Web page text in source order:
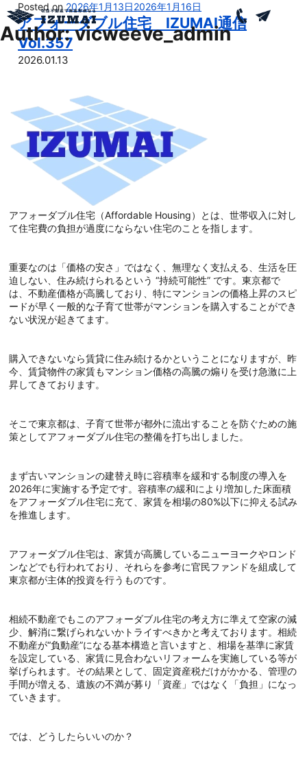
Author:vicweeve_admin
Posted on 2026年1月13日2026年1月16日
アフォーダブル住宅 IZUMAI通信
Vol.357
2026.01.13
アフォーダブル住宅（Affordable Housing）とは、世帯収入に対し
て住宅費の負担が過度にならない住宅のことを指します。
重要なのは「価格の安さ」ではなく、無理なく支払える、生活を圧
迫しない、住み続けられるという “持続可能性” です。東京都で
は、不動産価格が高騰しており、特にマンションの価格上昇のスピ
ードが早く一般的な子育て世帯がマンションを購入することができ
ない状況が起きてます。
購入できないなら賃貸に住み続けるかということになりますが、昨
今、賃貸物件の家賃もマンション価格の高騰の煽りを受け急激に上
昇してきております。
そこで東京都は、子育て世帯が都外に流出することを防ぐための施
策としてアフォーダブル住宅の整備を打ち出しました。
まず古いマンションの建替え時に容積率を緩和する制度の導入を
2026年に実施する予定です。容積率の緩和により増加した床面積
をアフォーダブル住宅に充て、家賃を相場の80%以下に抑える試み
を推進します。
アフォーダブル住宅は、家賃が高騰しているニューヨークやロンド
ンなどでも行われており、それらを参考に官民ファンドを組成して
東京都が主体的投資を行うものです。
相続不動産でもこのアフォーダブル住宅の考え方に準えて空家の減
少、解消に繋げられないかトライすべきかと考えております。相続
不動産が“負動産”になる基本構造と言いますと、相場を基準に家賃
を設定している、家賃に見合わないリフォームを実施している等が
挙げられます。その結果として、固定資産税だけがかかる、管理の
手間が増える、遺族の不満が募り「資産」ではなく「負担」になっ
ていきます。
では、どうしたらいいのか？